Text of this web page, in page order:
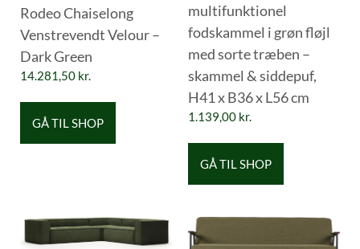
Rodeo Chaiselong
Venstrevendt Velour –
Dark Green
14.281,50 kr.
GÅ TIL SHOP
multifunktionel
fodskammel i grøn fløjl
med sorte træben –
skammel & siddepuf,
H41 x B36 x L56 cm
1.139,00 kr.
GÅ TIL SHOP